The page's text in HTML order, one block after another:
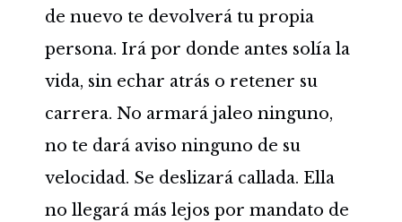
de nuevo te devolverá tu propia
persona. Irá por donde antes solía la
vida, sin echar atrás o retener su
carrera. No armará jaleo ninguno,
no te dará aviso ninguno de su
velocidad. Se deslizará callada. Ella
no llegará más lejos por mandato de